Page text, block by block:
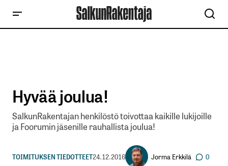
Hyvää joulua!
SalkunRakentajan henkilöstö toivottaa kaikille lukijoille
ja Foorumin jäsenille rauhallista joulua!
TOIMITUKSEN TIEDOTTEET24.12.2016 Jorma Erkkilä 0